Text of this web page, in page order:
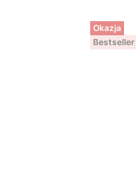
Okazja
Bestseller